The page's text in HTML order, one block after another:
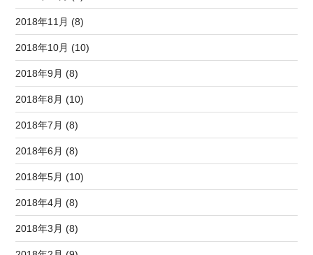
2018年11月 (8)
2018年10月 (10)
2018年9月 (8)
2018年8月 (10)
2018年7月 (8)
2018年6月 (8)
2018年5月 (10)
2018年4月 (8)
2018年3月 (8)